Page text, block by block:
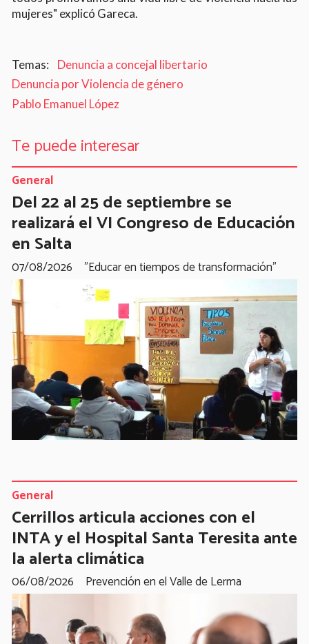
mujeres" explicó Gareca.
Denuncia a concejal libertario
Denuncia por Violencia de género
Pablo Emanuel López
Te puede interesar
Del 22 al 25 de septiembre se
realizará el VI Congreso de Educación
en Salta
"Educar en tiempos de transformación"
General
07/08/2026
Cerrillos articula acciones con el
INTA y el Hospital Santa Teresita ante
la alerta climática
Prevención en el Valle de Lerma
General
06/08/2026